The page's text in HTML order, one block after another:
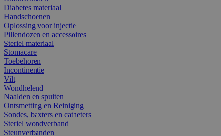
Diabetes materiaal
Handschoenen
Oplossing voor injectie
Pillendozen en accessoires
Steriel materiaal
Stomacare
Toebehoren
Incontinentie
Vilt
Wondhelend
Naalden en spuiten
Ontsmetting en Reiniging
Sondes, baxters en catheters
Steriel wondverband
Steunverbanden